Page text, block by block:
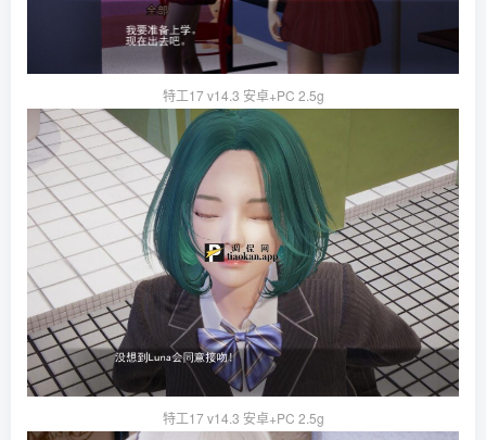
特工17 v14.3 安卓+PC 2.5g
特工17 v14.3 安卓+PC 2.5g